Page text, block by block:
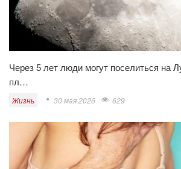
Через 5 лет люди могут поселиться на
пл…
Жизнь 30 мая 2026 629